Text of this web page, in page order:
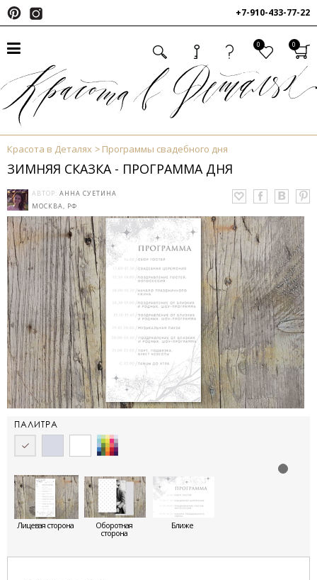
+7-910-433-77-22
0 0
Красота в Деталях Программы свадебного дня
ЗИМНЯЯ СКАЗКА - ПРОГРАММА ДНЯ
АВТОР: АННА СУЕТИНА
МОСКВА, РФ
ПАЛИТРА
Лицевая сторона Оборотная
сторона
Ближе